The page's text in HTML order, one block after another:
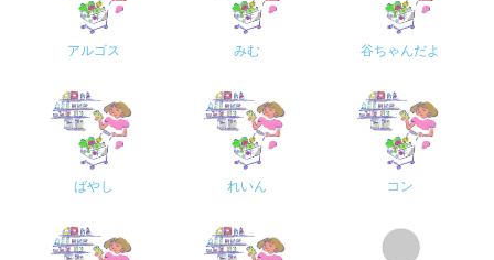
アルゴス みむ 谷ちゃんだよ
ばやし れいん コン